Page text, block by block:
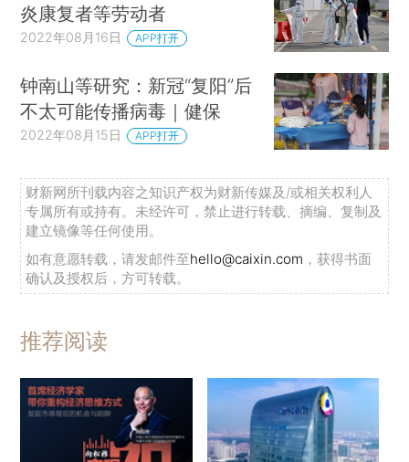
炎康复者等劳动者
2022年08月16日 APP打开
钟南山等研究：新冠“复阳”后
不太可能传播病毒｜健保
2022年08月15日 APP打开
财新网所刊载内容之知识产权为财新传媒及/或相关权利人
专属所有或持有。未经许可，禁止进行转载、摘编、复制及
建立镜像等任何使用。
如有意愿转载，请发邮件至hello@caixin.com ，获得书面
确认及授权后，方可转载。
推荐阅读